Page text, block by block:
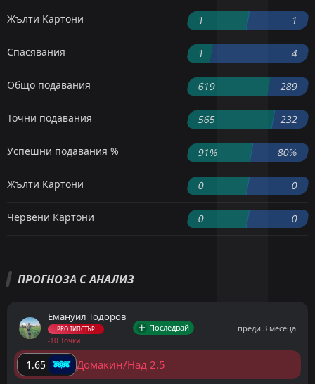
Жълти Картони 1 1
Спасявания 1 4
Общо подавания 619 289
Точни подавания 565 232
Успешни подавания % 91% 80%
Жълти Картони 0 0
Червени Картони 0 0
ПРОГНОЗА С АНАЛИЗ
Емануил Тодоров
PRO ТИПСТЪР
-10 Точки
Последвай преди 3 месеца
1.65 Домакин/Над 2.5